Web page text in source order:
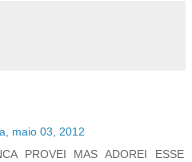
maio 03, 2012
PROVEI MAS ADOREI ESSE